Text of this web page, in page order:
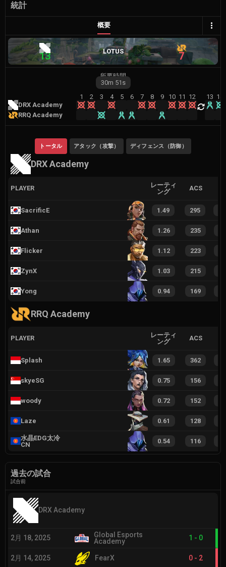
統計
概要
13 LOTUS 7
所要時間
30m 51s
DRX Academy
RRQ Academy
1 2 3 4 5 6 7 8 9 10 11 12 13 14
DRX Academy
トータル アタック（攻撃） ディフェンス（防御）
PLAYER
レーティ
ング
ACS
SacrificE 1.49 295
Athan 1.26 235
Flicker 1.12 223
ZynX 1.03 215
Yong 0.94 169
RRQ Academy
PLAYER
レーティ
ング
ACS
Splash 1.65 362
skyeSG 0.75 156
woody 0.72 152
Laze 0.61 128
水晶EDG太冷
CN
0.54 116
過去の試合
試合前
DRX Academy
2月 18, 2025
Global Esports
Academy
1 - 0
2月 14, 2025 FearX 0 - 2